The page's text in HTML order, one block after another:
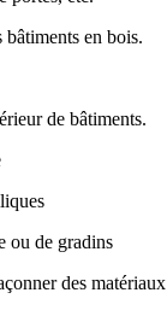
en bois.
de bâtiments.
ou de gradins
des matériaux